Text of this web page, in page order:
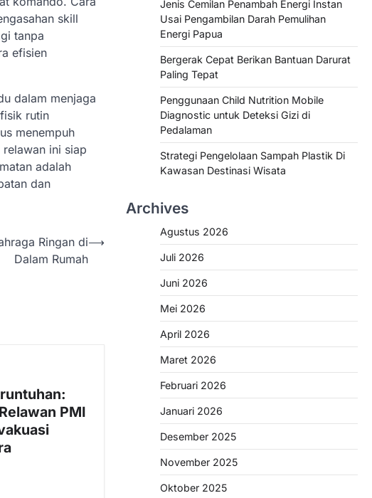
skill
tanpa
efisien
dalam menjaga
rutin
menempuh
ini siap
adalah
dan
Ringan di
Dalam Rumah
⟶
PMI
Jenis Cemilan Penambah Energi Instan
Usai Pengambilan Darah Pemulihan
Energi Papua
Bergerak Cepat Berikan Bantuan Darurat
Paling Tepat
Penggunaan Child Nutrition Mobile
Diagnostic untuk Deteksi Gizi di
Pedalaman
Strategi Pengelolaan Sampah Plastik Di
Kawasan Destinasi Wisata
Archives
Agustus 2026
Juli 2026
Juni 2026
Mei 2026
April 2026
Maret 2026
Februari 2026
Januari 2026
Desember 2025
November 2025
Oktober 2025